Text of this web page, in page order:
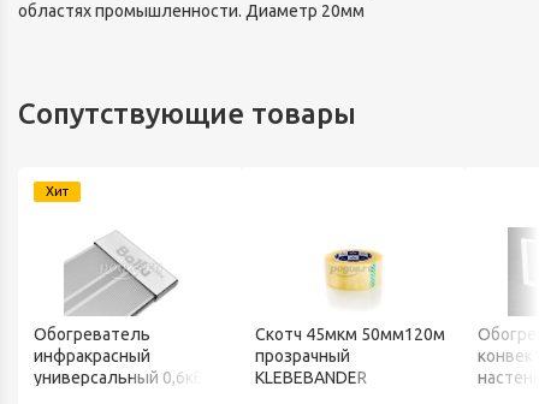
областях промышленности. Диаметр 20мм
Сопутствующие товары
Хит
Обогреватель
инфракрасный
универсальный 0,6кВт
Скотч 45мкм 50мм120м
прозрачный
KLEBEBANDER